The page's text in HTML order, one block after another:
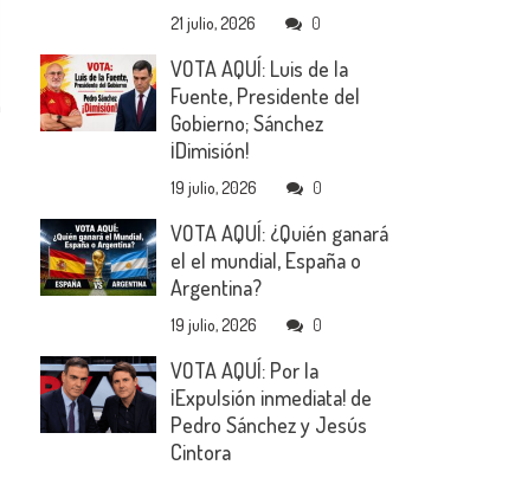
21 julio, 2026 0
VOTA AQUÍ: Luis de la
Fuente, Presidente del
Gobierno; Sánchez
¡Dimisión!
19 julio, 2026 0
VOTA AQUÍ: ¿Quién ganará
el el mundial, España o
Argentina?
19 julio, 2026 0
VOTA AQUÍ: Por la
¡Expulsión inmediata! de
Pedro Sánchez y Jesús
Cintora